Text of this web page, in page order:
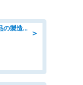
＞
カンタン軽作業/自動車の小型部品の製造オペレーター denso aichi